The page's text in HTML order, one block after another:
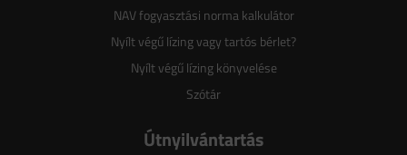
NAV fogyasztási norma kalkulátor
Nyílt végű lízing vagy tartós bérlet?
Nyílt végű lízing könyvelése
Szótár
Útnyilvántartás